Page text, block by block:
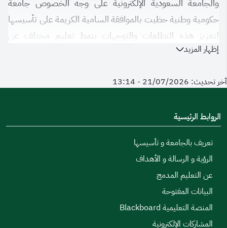
والجامعة السعودية الإلكترونية على وجه الخصوص جامعة
حكومية وطنية حظيت بالموافقة السامية الكريمة على تأسيسها
لتعزيز هذه التطلعات والتوجهات بنمط تعليم مختلف عن
الأنماط التقليدية القائمة فقط على التعليم الحضوري متمثلاً في
وتوظيفها في عمليات التعليم الجامعي ويأخذ بمحاسن أنماط
والتعليم عن بعد المتزامن وغير المتزامن) في نموذج مميز يسهل
أعمالهم ومستوى أعمارهم إكمال مسيرتهم التعليمية في الجامعة
بيسر وسهولة ويمكن الجامعة من تقديم التعليم الجامعي بجودة
عالية.
واليوم تتشرف الجامعة السعودية بتقديم خدماتها التعليمية في
توفير فرص التعليم الجامعي لدرجات الدبلوم والبكالوريوس
إظهار المزيد
آخر تحديث: 21/07/2026 - 13:14
الروابط الرئيسية
تعريف بالجامعة و تأسيسها
الرؤية و الرسالة و الأهداف
عن التعليم المدمج
البيانات المفتوحة
المنصة التعليمية Blackboard
المشاركات الإلكترونية